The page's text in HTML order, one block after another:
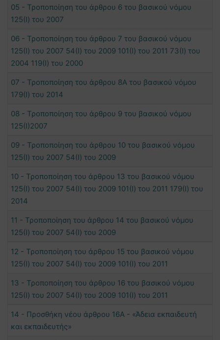
05 - Τροποποίηση του άρθρου 6 του βασικού νόμου
125(Ι) του 2007
06 - Τροποποίηση του άρθρου 7 του βασικού νόμου
125(Ι) του 2007 54(Ι) του 2009 101(Ι) του 2011 73(Ι) του
2004 119(Ι) του 2000
07 - Τροποποίηση του άρθρου 8Α του βασικού νόμου
179(Ι) του 2014
08 - Τροποποίηση του άρθρου 9 του βασικού νόμου
125(Ι)2007
09 - Τροποποίηση του άρθρου 10 του βασικού νόμου
125(Ι) του 2007 54(Ι) του 2009
10 - Τροποποίηση του άρθρου 13 του βασικού νόμου
125(Ι) του 2007 54(Ι) του 2009 101(Ι) του 2011 179(Ι) του
2014
11 - Τροποποίηση του άρθρου 14 του βασικού νόμου
125(Ι) του 2007 54(Ι) του 2009
12 - Τροποποίηση του άρθρου 15 του βασικού νόμου
125(Ι) του 2007 54(Ι) του 2009 101(Ι) του 2011
13 - Τροποποίηση του άρθρου 16 του βασικού νόμου
125(Ι) του 2007 54(Ι) του 2009 101(Ι) του 2011
14 - Προσθήκη νέου άρθρου 16Α - «Άδεια εκπαιδευτή
και εκπαιδευτής»